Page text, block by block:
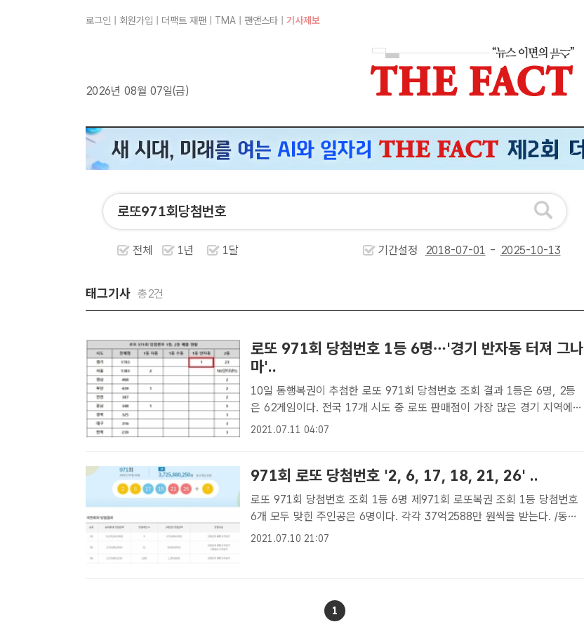
로그인 회원가입 더팩트 재팬 TMA 팬앤스타 기사제보
2026년 08월 07일(금)
전체 1년 1달 기간설정 -
태그기사 총2건
로또 971회 당첨번호 1등 6명…'경기 반자동 터져 그나
마'..
10일 동행복권이 추첨한 로또 971회 당첨번호 조회 결과 1등은 6명, 2등
은 62게임이다. 전국 17개 시도 중 로또 판매점이 가장 많은 경기 지역에서
는 반자동 대박 1곳만 터졌다. 울산(169곳)·제주(96곳)·세종(30곳) 로또 판
2021.07.11 04:07
971회 로또 당첨번호 '2, 6, 17, 18, 21, 26' ..
로또 971회 당첨번호 조회 1등 6명 제971회 로또복권 조회 1등 당첨번호
6개 모두 맞힌 주인공은 6명이다. 각각 37억2588만 원씩을 받는다. /동행
복권 캡처로또971회 당첨 조회 1등 번호 5개와 보너스 번호 맞힌 2등 각
2021.07.10 21:07
1